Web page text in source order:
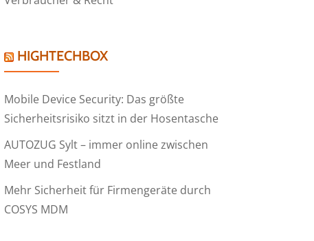
HIGHTECHBOX
Mobile Device Security: Das größte
Sicherheitsrisiko sitzt in der Hosentasche
AUTOZUG Sylt – immer online zwischen
Meer und Festland
Mehr Sicherheit für Firmengeräte durch
COSYS MDM